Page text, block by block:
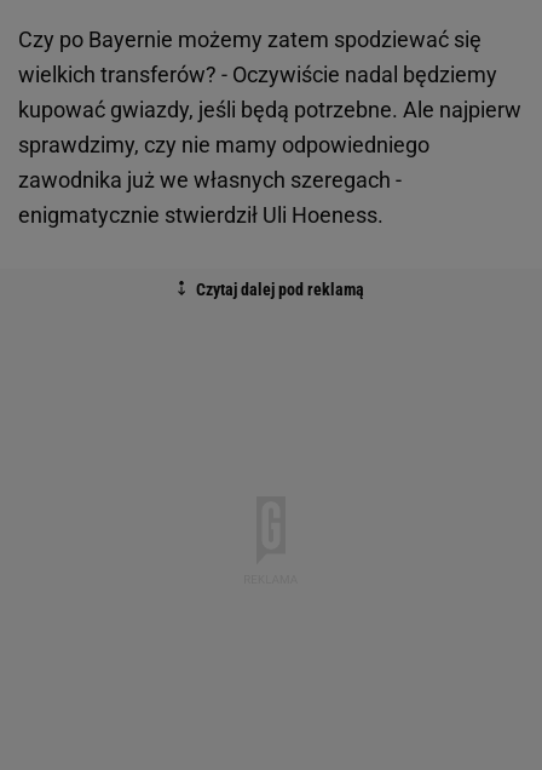
Czy po Bayernie możemy zatem spodziewać się
wielkich transferów? - Oczywiście nadal będziemy
kupować gwiazdy, jeśli będą potrzebne. Ale najpierw
sprawdzimy, czy nie mamy odpowiedniego
zawodnika już we własnych szeregach -
enigmatycznie stwierdził Uli Hoeness.